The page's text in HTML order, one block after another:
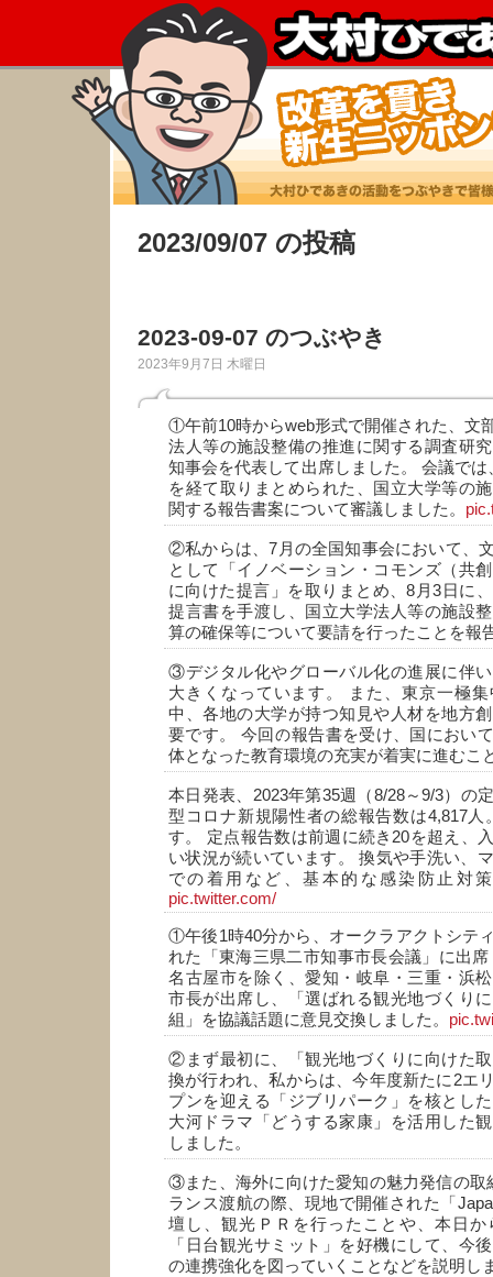
2023/09/07 の投稿
2023-09-07 のつぶやき
2023年9月7日 木曜日
①午前10時からweb形式で開催された、文
法人等の施設整備の推進に関する調査研
知事会を代表して出席しました。 会議で
を経て取りまとめられた、国立大学等の
関する報告書案について審議しました。
②私からは、7月の全国知事会において、
として「イノベーション・コモンズ（共
に向けた提言」を取りまとめ、8月3日に
提言書を手渡し、国立大学法人等の施設
算の確保等について要請を行ったことを報
③デジタル化やグローバル化の進展に伴
大きくなっています。 また、東京一極
中、各地の大学が持つ知見や人材を地方
要です。 今回の報告書を受け、国におい
体となった教育環境の充実が着実に進むこ
本日発表、2023年第35週（8/28～9/3）の
型コロナ新規陽性者の総報告数は4,817人
す。 定点報告数は前週に続き20を超え、
い状況が続いています。 換気や手洗い、
での着用など、基本的な感染防止対
pic.twitter.com/
①午後1時40分から、オークラアクトシテ
れた「東海三県二市知事市長会議」に出
名古屋市を除く、愛知・岐阜・三重・浜
市長が出席し、「選ばれる観光地づくり
組」を協議話題に意見交換しました。
②まず最初に、「観光地づくりに向けた
換が行われ、私からは、今年度新たに2エ
プンを迎える「ジブリパーク」を核とし
大河ドラマ「どうする家康」を活用した
しました。
③また、海外に向けた愛知の魅力発信の取
ランス渡航の際、現地で開催された「
壇し、観光ＰＲを行ったことや、本日
「日台観光サミット」を好機にして、今
の連携強化を図っていくことなどを説明し